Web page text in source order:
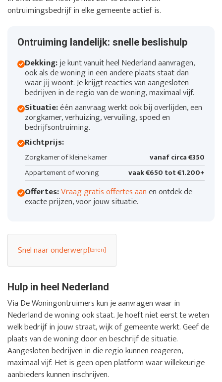
ontruimingsbedrijf in elke gemeente actief is.
Ontruiming landelijk: snelle beslishulp
Dekking:je kunt vanuit heel Nederland aanvragen,
ook als de woning in een andere plaats staat dan
waar jij woont. Je krijgt reacties van aangesloten
bedrijven in de regio van de woning, maximaal vijf.
Situatie:één aanvraag werkt ook bij overlijden, een
zorgkamer, verhuizing, vervuiling, spoed en
bedrijfsontruiming.
Richtprijs:
Zorgkamer of kleine kamer
vanaf circa €350
Appartement of woning
vaak €650 tot €1.200+
Offertes:Vraag gratis offertes aanen ontdek de
exacte prijzen, voor jouw situatie.
Snel naar onderwerp
Hulp in heel Nederland
Via De Woningontruimers kun je aanvragen waar in
Nederland de woning ook staat. Je hoeft niet eerst te weten
welk bedrijf in jouw straat, wijk of gemeente werkt. Geef de
plaats van de woning door en beschrijf de situatie.
Aangesloten bedrijven in die regio kunnen reageren,
maximaal vijf. Het is geen open platform waar willekeurige
aanbieders kunnen inschrijven.